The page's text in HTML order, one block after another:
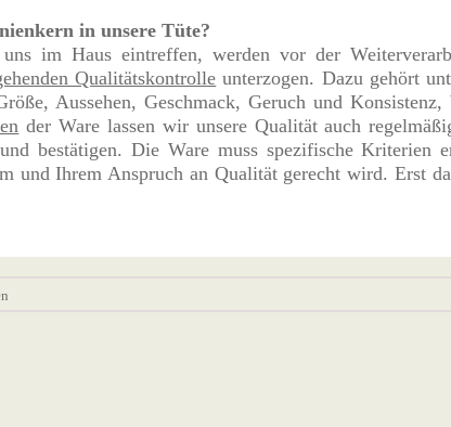
in unsere Tüte?
im Haus eintreffen, werden vor der
Qualitätskontrolle unterzogen. Dazu gehört
Aussehen, Geschmack, Geruch und Konsistenz,
der Ware lassen wir unsere Qualität auch
bestätigen. Die Ware muss spezifische Kriterien
und Ihrem Anspruch an Qualität gerecht wird. Erst